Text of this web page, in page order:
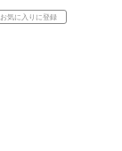
お気に入りに登録